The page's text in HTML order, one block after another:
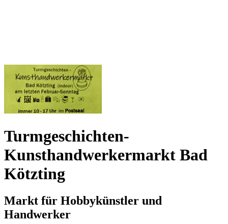
Turmgeschichten-
Kunsthandwerkermarkt Bad
Kötzting
Markt für Hobbykünstler und
Handwerker